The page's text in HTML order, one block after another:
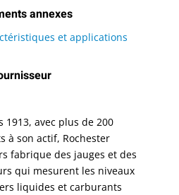
annexes
et applications
1913, avec plus de 200
à son actif, Rochester
fabrique des jauges et des
qui mesurent les niveaux
liquides et carburants